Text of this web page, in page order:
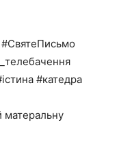
#СвятеПисьмо
#катедра
матеральну